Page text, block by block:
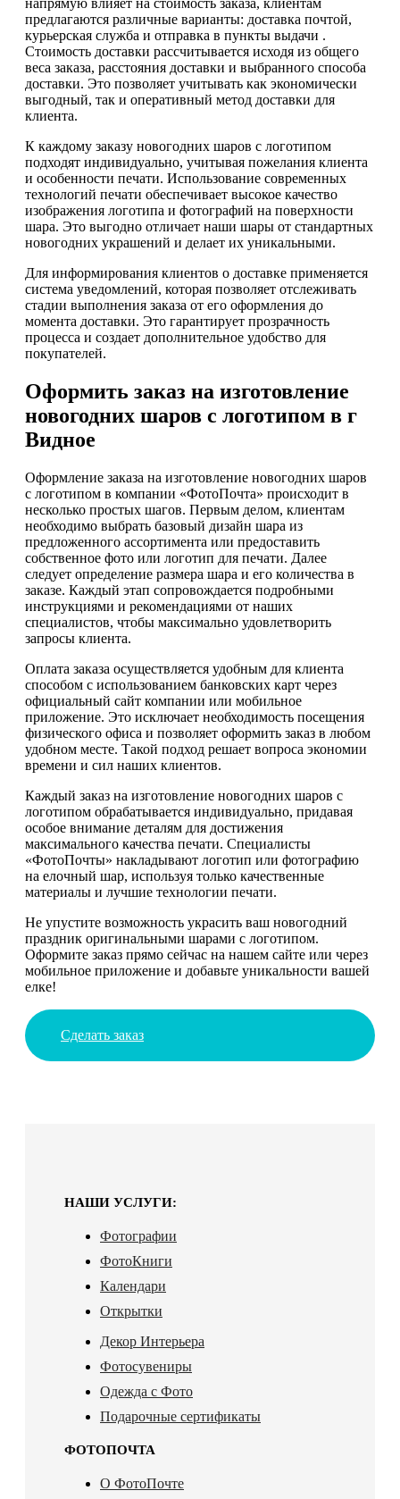
напрямую влияет на стоимость заказа, клиентам
предлагаются различные варианты: доставка почтой,
курьерская служба и отправка в пункты выдачи .
Стоимость доставки рассчитывается исходя из общего
веса заказа, расстояния доставки и выбранного способа
доставки. Это позволяет учитывать как экономически
выгодный, так и оперативный метод доставки для
клиента.
К каждому заказу новогодних шаров с логотипом
подходят индивидуально, учитывая пожелания клиента
и особенности печати. Использование современных
технологий печати обеспечивает высокое качество
изображения логотипа и фотографий на поверхности
шара. Это выгодно отличает наши шары от стандартных
новогодних украшений и делает их уникальными.
Для информирования клиентов о доставке применяется
система уведомлений, которая позволяет отслеживать
стадии выполнения заказа от его оформления до
момента доставки. Это гарантирует прозрачность
процесса и создает дополнительное удобство для
покупателей.
Оформить заказ на изготовление
новогодних шаров с логотипом в г
Видное
Оформление заказа на изготовление новогодних шаров
с логотипом в компании «ФотоПочта» происходит в
несколько простых шагов. Первым делом, клиентам
необходимо выбрать базовый дизайн шара из
предложенного ассортимента или предоставить
собственное фото или логотип для печати. Далее
следует определение размера шара и его количества в
заказе. Каждый этап сопровождается подробными
инструкциями и рекомендациями от наших
специалистов, чтобы максимально удовлетворить
запросы клиента.
Оплата заказа осуществляется удобным для клиента
способом с использованием банковских карт через
официальный сайт компании или мобильное
приложение. Это исключает необходимость посещения
физического офиса и позволяет оформить заказ в любом
удобном месте. Такой подход решает вопроса экономии
времени и сил наших клиентов.
Каждый заказ на изготовление новогодних шаров с
логотипом обрабатывается индивидуально, придавая
особое внимание деталям для достижения
максимального качества печати. Специалисты
«ФотоПочты» накладывают логотип или фотографию
на елочный шар, используя только качественные
материалы и лучшие технологии печати.
Не упустите возможность украсить ваш новогодний
праздник оригинальными шарами с логотипом.
Оформите заказ прямо сейчас на нашем сайте или через
мобильное приложение и добавьте уникальности вашей
елке!
Сделать заказ
НАШИ УСЛУГИ:
Фотографии
ФотоКниги
Календари
Открытки
Декор Интерьера
Фотосувениры
Одежда с Фото
Подарочные сертификаты
ФОТОПОЧТА
О ФотоПочте